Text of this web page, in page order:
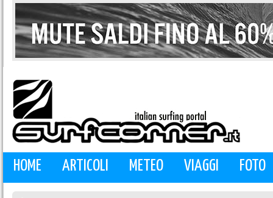
HOME ARTICOLI METEO VIAGGI FOTO